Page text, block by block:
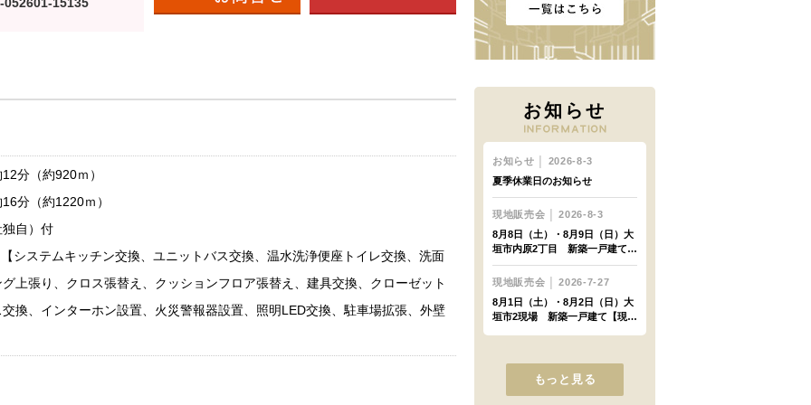
分（約920ｍ）
分（約1220ｍ）
自）付
システムキッチン交換、ユニットバス交換、温水洗浄便座トイレ交換、洗面
上張り、クロス張替え、クッションフロア張替え、建具交換、クローゼット
換、インターホン設置、火災警報器設置、照明LED交換、駐車場拡張、外壁
お知らせ
もっと見る